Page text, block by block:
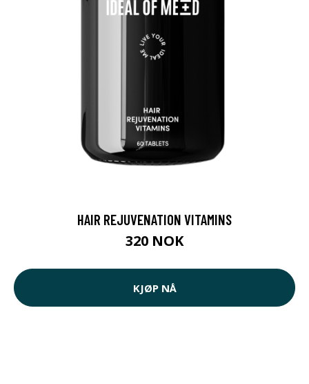
HAIR REJUVENATION VITAMINS
320 NOK
KJØP NÅ